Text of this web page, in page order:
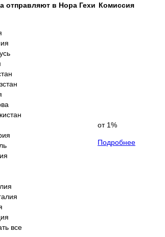
отправляют в Нора Гехи Комиссия
все
от 1%
Подробнее